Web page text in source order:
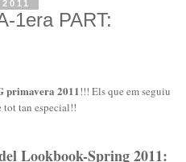
1era PART:
primavera 2011!!! Els que em seguiu
tot tan especial!!
Lookbook-Spring 2011: